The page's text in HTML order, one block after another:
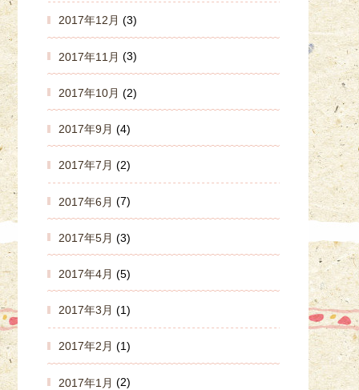
2017年12月 (3)
2017年11月 (3)
2017年10月 (2)
2017年9月 (4)
2017年7月 (2)
2017年6月 (7)
2017年5月 (3)
2017年4月 (5)
2017年3月 (1)
2017年2月 (1)
2017年1月 (2)